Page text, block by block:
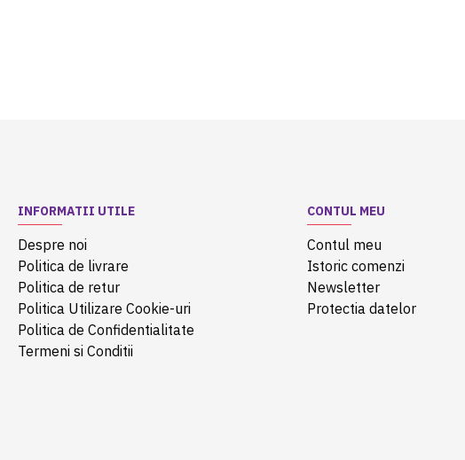
INFORMATII UTILE
Despre noi
Politica de livrare
Politica de retur
Politica Utilizare Cookie-uri
Politica de Confidentialitate
Termeni si Conditii
CONTUL MEU
Contul meu
Istoric comenzi
Newsletter
Protectia datelor